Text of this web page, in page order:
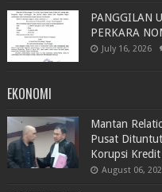
PANGGILAN
PERKARA
July 16, 2026
EKONOMI
Mantan
Pusat
Korupsi
August 06,